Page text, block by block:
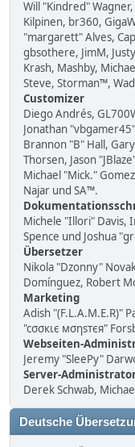
Will "Kindred"
Kilpinen, br360,
"margarett" Alves,
gbsothere, JimM,
Krash, Mashby,
Steve, Storman™,
Customizer
Diego Andrés,
Jonathan
Brannon "B" Hall,
Thorsen, Jason
Michael "Mick."
Najar und SA™.
Michele "Illori" Davis,
Spence und Joshua
Übersetzer
Nikola "Dzonny"
Domínguez, Robert
Marketing
Adish "(F.L.A.M.E.R)"
"cσσкιє мσηѕтєя"
Webseiten-
Jeremy "SleePy"
Server-
Derek Schwab,
Deutsche